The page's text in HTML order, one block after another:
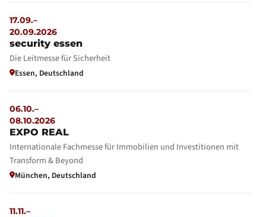
17.09.–
20.09.2026
security essen
Die Leitmesse für Sicherheit
Essen, Deutschland
06.10.–
08.10.2026
EXPO REAL
Internationale Fachmesse für Immobilien und Investitionen mit
Transform & Beyond
München, Deutschland
11.11.–